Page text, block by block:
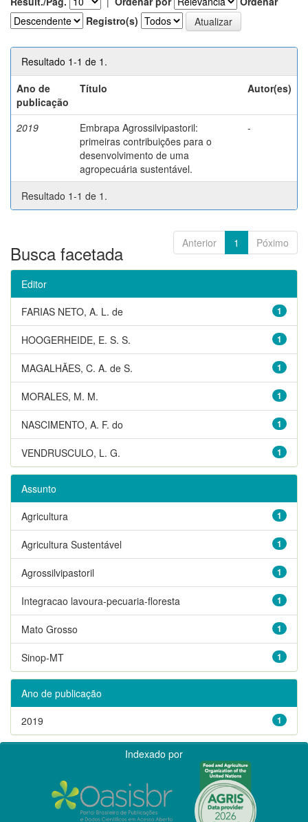
Registro(s)
Resultado 1-1 de 1.
Ano de
publicação
Título Autor(es)
2019
Embrapa Agrossilvipastoril:
primeiras contribuições para o
desenvolvimento de uma
agropecuária sustentável.
-
Resultado 1-1 de 1.
Anterior 1 Póximo
Busca facetada
Editor
1
FARIAS NETO, A. L. de
1
HOOGERHEIDE, E. S. S.
1
MAGALHÃES, C. A. de S.
1
MORALES, M. M.
1
NASCIMENTO, A. F. do
1
VENDRUSCULO, L. G.
Assunto
1
Agricultura
1
Agricultura Sustentável
1
Agrossilvipastoril
1
Integracao lavoura-pecuaria-floresta
1
Mato Grosso
1
Sinop-MT
Ano de publicação
1
2019
Indexado por